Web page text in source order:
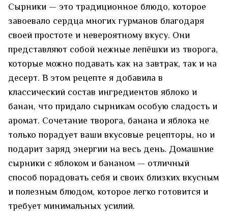
Сырники — это традиционное блюдо, которое
завоевало сердца многих гурманов благодаря
своей простоте и невероятному вкусу. Они
представляют собой нежные лепёшки из творога,
которые можно подавать как на завтрак, так и на
десерт. В этом рецепте я добавила в
классический состав ингредиентов яблоко и
банан, что придало сырникам особую сладость и
аромат. Сочетание творога, банана и яблока не
только порадует ваши вкусовые рецепторы, но и
подарит заряд энергии на весь день. Домашние
сырники с яблоком и бананом — отличный
способ порадовать себя и своих близких вкусным
и полезным блюдом, которое легко готовится и
требует минимальных усилий.